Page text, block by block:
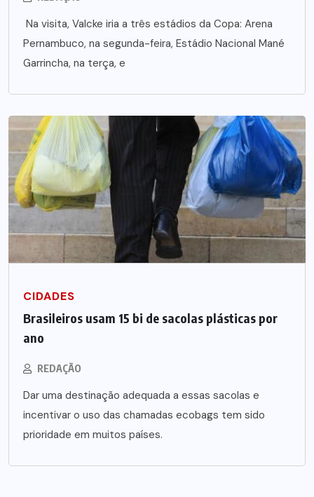
Na visita, Valcke iria a três estádios da Copa: Arena
Pernambuco, na segunda-feira, Estádio Nacional Mané
Garrincha, na terça, e
CIDADES
Brasileiros usam 15 bi de sacolas plásticas por
ano
REDAÇÃO
Dar uma destinação adequada a essas sacolas e
incentivar o uso das chamadas ecobags tem sido
prioridade em muitos países.